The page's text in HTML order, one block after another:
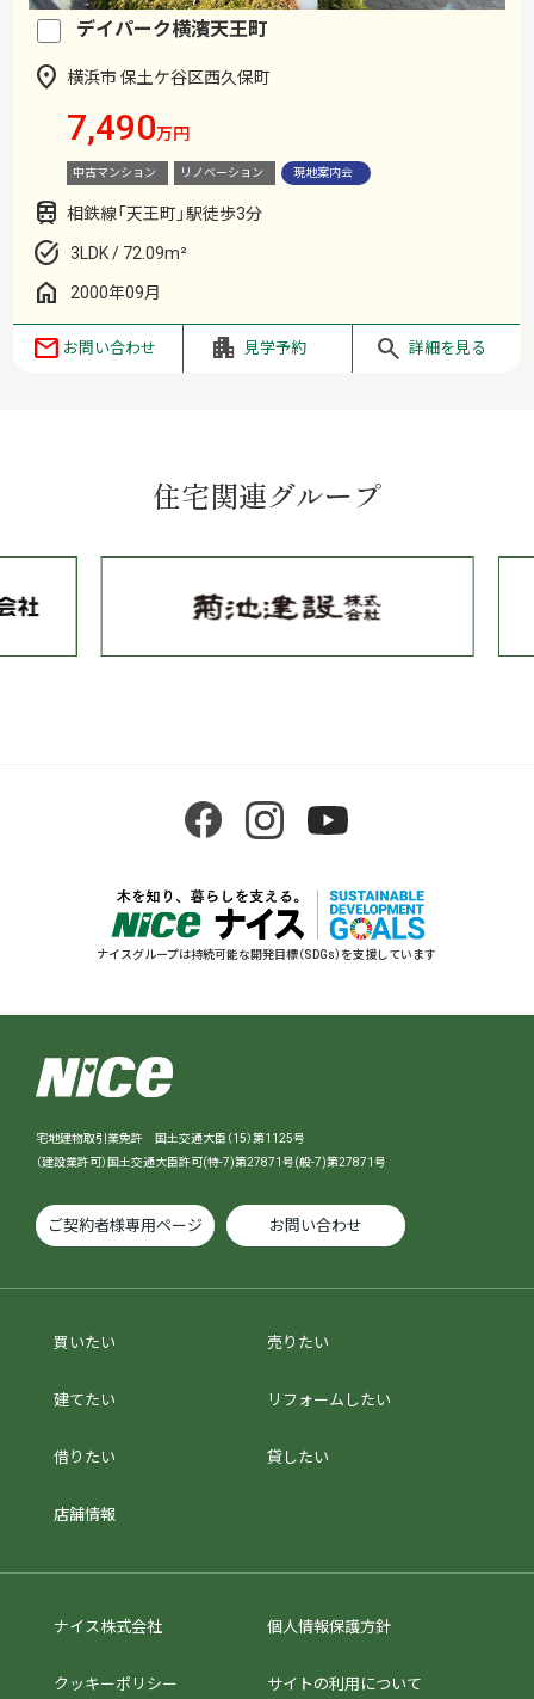
デイパーク横濱天王町
横浜市 保土ケ谷区西久保町
7,490万円
中古マンション リノベーション 現地案内会
相鉄線「天王町」駅徒歩3分
3LDK / 72.09m²
2000年09月
お問い合わせ 見学予約 詳細を見る
住宅関連グループ
ナイスグループは持続可能な開発目標（SDGs）を支援しています
宅地建物取引業免許 国土交通大臣（15）第1125号
（建設業許可）国土交通大臣許可(特-7)第27871号(般-7)第27871号
ご契約者様専用ページ お問い合わせ
買いたい 売りたい
建てたい リフォームしたい
借りたい 貸したい
店舗情報
ナイス株式会社 個人情報保護方針
クッキーポリシー サイトの利用について